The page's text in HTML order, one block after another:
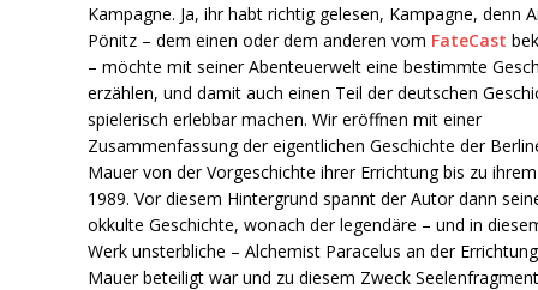
Kampagne. Ja, ihr habt richtig gelesen, Kampagne, denn
Pönitz – dem einen oder dem anderen vom FateCast
– möchte mit seiner Abenteuerwelt eine bestimmte
erzählen, und damit auch einen Teil der deutschen
spielerisch erlebbar machen. Wir eröffnen mit einer
Zusammenfassung der eigentlichen Geschichte der
Mauer von der Vorgeschichte ihrer Errichtung bis zu
1989. Vor diesem Hintergrund spannt der Autor dann
okkulte Geschichte, wonach der legendäre – und in
Werk unsterbliche – Alchemist Paracelus an der
Mauer beteiligt war und zu diesem Zweck